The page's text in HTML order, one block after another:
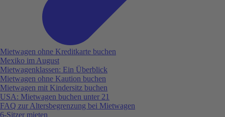
Mietwagen ohne Kreditkarte buchen
Mexiko im August
Mietwagenklassen: Ein Überblick
Mietwagen ohne Kaution buchen
Mietwagen mit Kindersitz buchen
USA: Mietwagen buchen unter 21
FAQ zur Altersbegrenzung bei Mietwagen
6-Sitzer mieten